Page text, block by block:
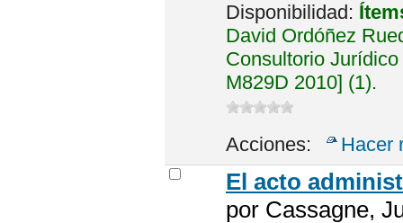
Disponibilidad:
David Ordóñez
Consultorio
M829D 2010] (1).
Acciones: Hacer
El acto
por Cassagne,